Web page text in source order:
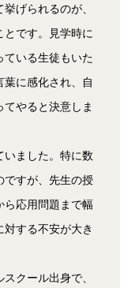
げられるのが、
です。見学時に
いる生徒もいた
に感化され、自
やると決意しま
ました。特に数
ですが、先生の授
ら応用問題まで幅
する不安が大き
クール出身で、